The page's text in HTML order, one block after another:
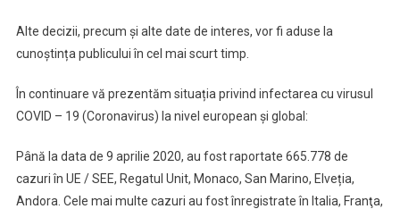
Alte decizii, precum și alte date de interes, vor fi aduse la
cunoștința publicului în cel mai scurt timp.
În continuare vă prezentăm situația privind infectarea cu virusul
COVID – 19 (Coronavirus) la nivel european și global:
Până la data de 9 aprilie 2020, au fost raportate 665.778 de
cazuri în UE / SEE, Regatul Unit, Monaco, San Marino, Elveția,
Andora. Cele mai multe cazuri au fost înregistrate în Italia, Franţa,